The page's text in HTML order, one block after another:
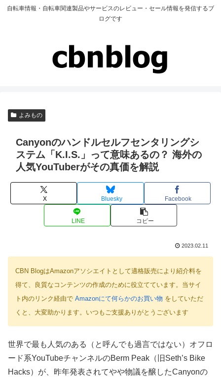
自転車情報・自転車関連製品やサービスのレビュー・セール情報を発信するブ
ログです
よみもの
Canyonのハンドルセルフセンタリングシ
ステム「K.I.S.」って意味あるの？ 海外の
人気YouTuberがその真価を解説
X Bluesky Facebook
LINE コピー
2023.02.11
CBN BlogはAmazonアソシエイトとして適格販売により紹介料を
得て、良質なコンテンツの作成のために役立てています。当サイ
ト内のリンク経由で Amazonにて何らかのお買い物 をしていただ
くと、大変助かります。いつもご支援ありがとうございます
世界で最も人気のある（と呼んでも過言ではない）オフロ
ード系YouTubeチャンネルのBerm Peak（旧Seth’s Bike
Hacks）が、昨年発表されてやや物議を醸したCanyonの